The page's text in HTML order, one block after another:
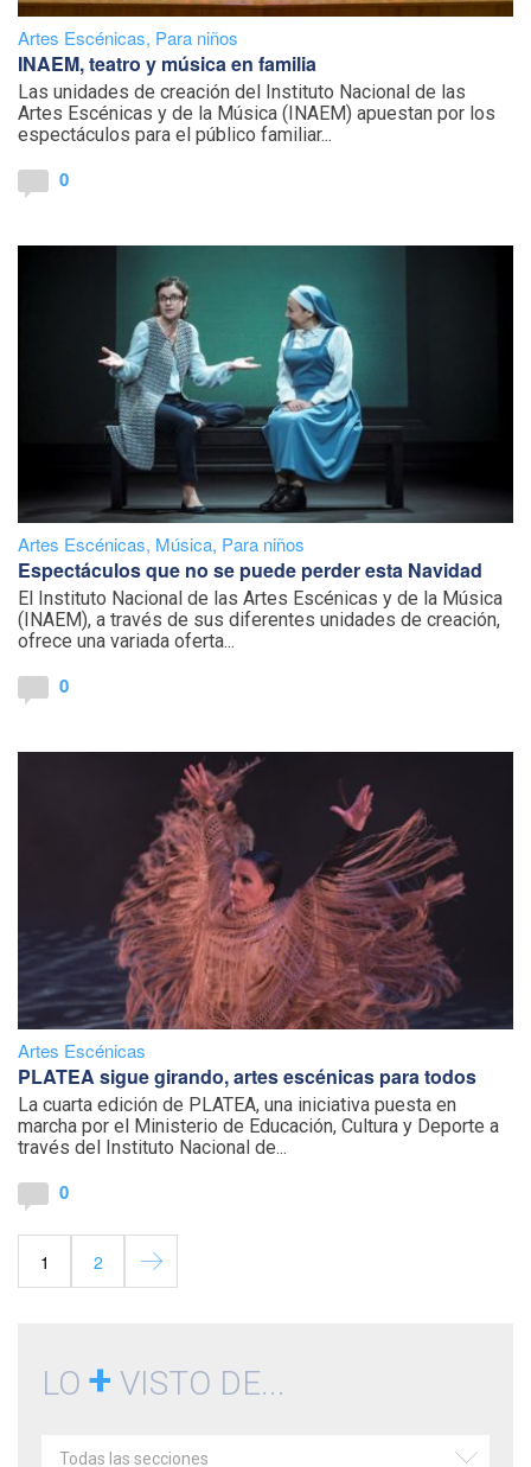
Artes Escénicas, Para niños
INAEM, teatro y música en familia
Las unidades de creación del Instituto Nacional de las
Artes Escénicas y de la Música (INAEM) apuestan por los
espectáculos para el público familiar...
0
Artes Escénicas, Música, Para niños
Espectáculos que no se puede perder esta Navidad
El Instituto Nacional de las Artes Escénicas y de la Música
(INAEM), a través de sus diferentes unidades de creación,
ofrece una variada oferta...
0
Artes Escénicas
PLATEA sigue girando, artes escénicas para todos
La cuarta edición de PLATEA, una iniciativa puesta en
marcha por el Ministerio de Educación, Cultura y Deporte a
través del Instituto Nacional de...
0
1 2
LO + VISTO DE...
Todas las secciones